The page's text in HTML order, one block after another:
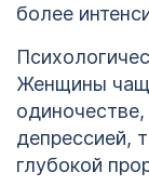
более
Женщины
одиночестве,
депрессией,
глубокой